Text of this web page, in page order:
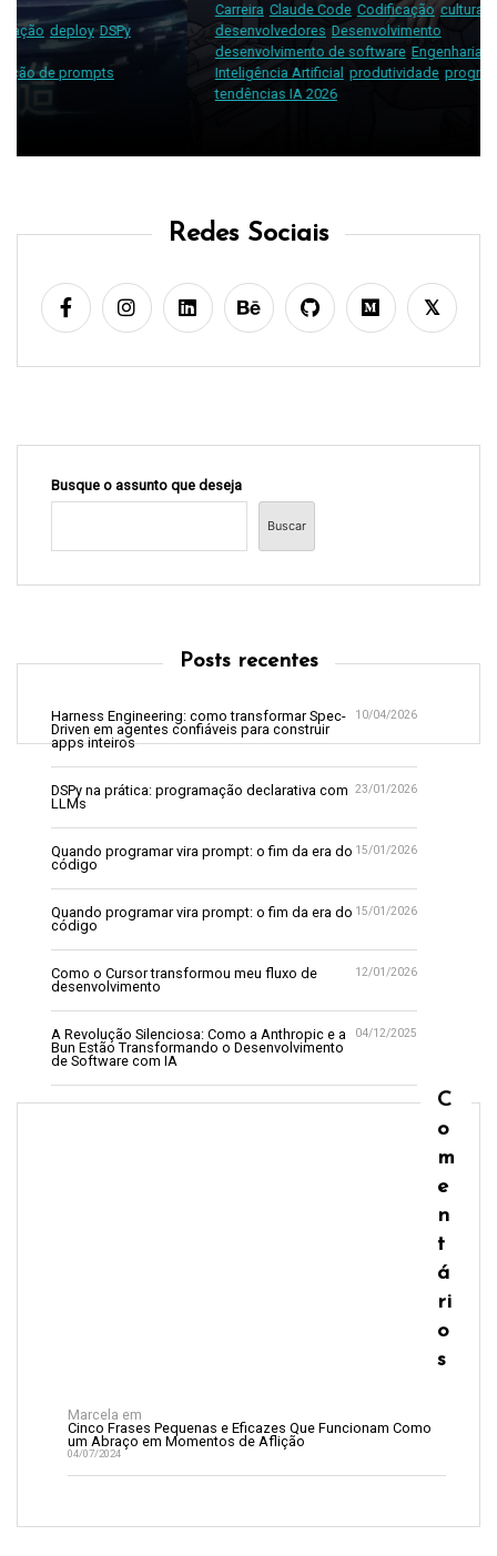
Carreira Claude Code Codificação cultura de tecnologia
desenvolvedores Desenvolvimento
desenvolvimento de software Engenharia de Contexto Git IA
Inteligência Artificial
produtividade programação segurança
Redes Sociais
Busque o assunto que deseja
Buscar
Posts recentes
Harness Engineering: como transformar Spec-
Driven em agentes confiáveis para construir
apps inteiros
10/04/2026
DSPy na prática: programação declarativa com
LLMs
23/01/2026
Quando programar vira prompt: o fim da era do
código
15/01/2026
Quando programar vira prompt: o fim da era do
código
15/01/2026
Como o Cursor transformou meu fluxo de
desenvolvimento
12/01/2026
A Revolução Silenciosa: Como a Anthropic e a
Bun Estão Transformando o Desenvolvimento
de Software com IA
04/12/2025
C
o
m
e
n
t
á
ri
o
s
Marcela em
Cinco Frases Pequenas e Eficazes Que Funcionam Como
um Abraço em Momentos de Aflição
04/07/2024